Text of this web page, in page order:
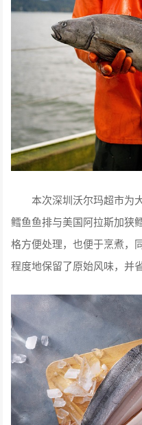
本次深圳沃尔玛超市为
鳕鱼鱼排与美国阿拉斯加狭
格方便处理，也便于烹煮，
程度地保留了原始风味，并